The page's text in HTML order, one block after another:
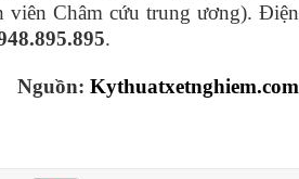
viên Châm cứu trung ương). Điện
.
Nguồn: Kythuatxetnghiem.com